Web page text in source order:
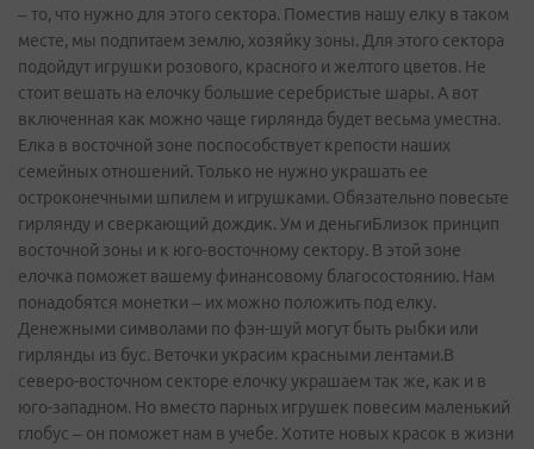
– то, что нужно для этого сектора. Поместив нашу елку в таком
месте, мы подпитаем землю, хозяйку зоны. Для этого сектора
подойдут игрушки розового, красного и желтого цветов. Не
стоит вешать на елочку большие серебристые шары. А вот
включенная как можно чаще гирлянда будет весьма уместна.
Елка в восточной зоне поспособствует крепости наших
семейных отношений. Только не нужно украшать ее
остроконечными шпилем и игрушками. Обязательно повесьте
гирлянду и сверкающий дождик. Ум и деньгиБлизок принцип
восточной зоны и к юго-восточному сектору. В этой зоне
елочка поможет вашему финансовому благосостоянию. Нам
понадобятся монетки – их можно положить под елку.
Денежными символами по фэн­-шуй могут быть рыбки или
гирлянды из бус. Веточки украсим красными лентами.В
северо-восточном секторе елочку украшаем так же, как и в
юго-западном. Но вместо парных игрушек повесим маленький
глобус – он поможет нам в учебе. Хотите новых красок в жизни